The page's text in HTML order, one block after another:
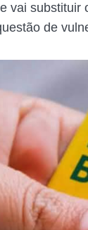
vai substituir
de